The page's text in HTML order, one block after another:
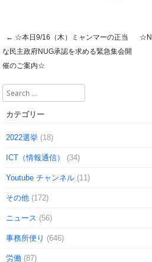
Post navigation
← ☆本日9/16（木）ミャンマーの正当
な民主政府NUG承認を求める緊急集会開
催のご案内☆
Search
カテゴリー
2022選挙 (18)
ICT（情報通信） (34)
Youtube チャンネル (11)
その他 (172)
ニュース (56)
事務所便り (646)
労働 (87)